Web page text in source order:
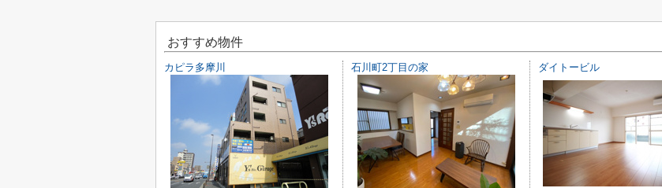
おすすめ物件
カピラ多摩川 石川町2丁目の家 ダイトービル